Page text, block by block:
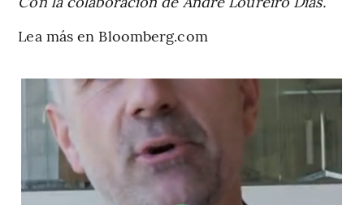
Lea más en Bloomberg.com